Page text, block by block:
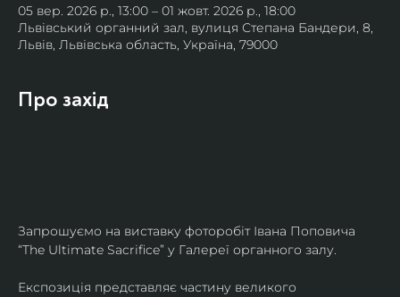
05 вер. 2026 р., 13:00 – 01 жовт. 2026 р., 18:00
Львівський органний зал, вулиця Степана Бандери, 8,
Львів, Львівська область, Україна, 79000
Про захід
Запрошуємо на виставку фоторобіт Івана Поповича
“The Ultimate Sacrifice” у Галереї органного залу.
Експозиція представляє частину великого